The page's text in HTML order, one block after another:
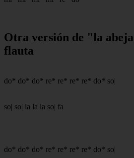
Otra versión de "la
flauta
do* do* do* re* re* re* re* do* so|
so| so| la la la so| fa
do* do* do* re* re* re* re* do* so|